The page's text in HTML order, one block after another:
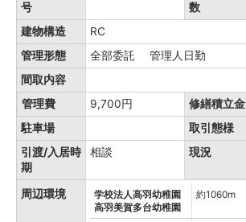
号
数
建物構造
RC
管理形態
全部委託 管理人日勤
間取内容
管理費
9,700円 修繕積立金
駐車場
取引態様
引渡/入居時
期
相談 現況
周辺環境
学校法人高羽幼稚園
高羽美賀多台幼稚園
約1060m